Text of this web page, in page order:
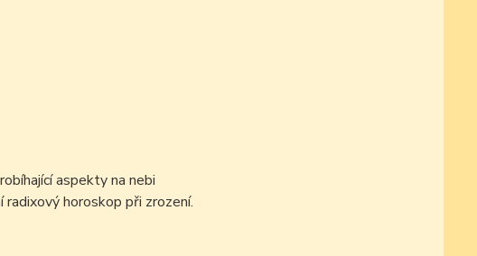
aspekty na nebi
horoskop při zrození.